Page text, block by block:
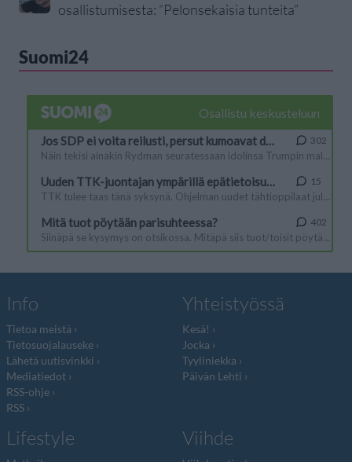
osallistumisesta: ”Pelonsekaisia tunteita”
Suomi24
Info
Tietoa meistä
Tietosuojalauseke
Lähetä uutisvinkki
Mediatiedot
RSS-ohje
RSS
Yhteistyössä
Kesä!
Jocka
Tyyliniekka
Päivän Lehti
Lifestyle Viihde